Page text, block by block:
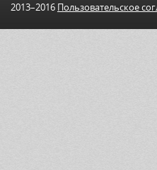
2013–2016 Пользовательскоe